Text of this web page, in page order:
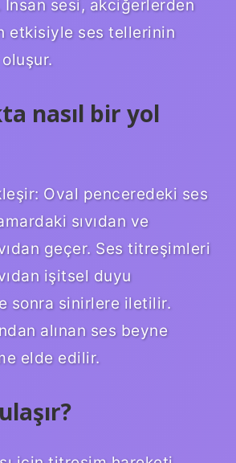
İnsan sesi, akciğerlerden
etkisiyle ses tellerinin
nasıl bir yol
Oval penceredeki ses
sıvıdan ve
geçer. Ses titreşimleri
işitsel duyu
sonra sinirlere iletilir.
alınan ses beyne
elde edilir.